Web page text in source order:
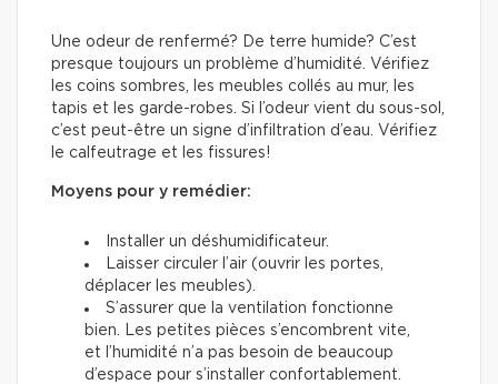
Une odeur de renfermé? De terre humide? C’est
presque toujours un problème d’humidité. Vérifiez
les coins sombres, les meubles collés au mur, les
tapis et les garde-robes. Si l’odeur vient du sous-sol,
c’est peut-être un signe d’infiltration d’eau. Vérifiez
le calfeutrage et les fissures!
Moyens pour y remédier:
Installer un déshumidificateur.
Laisser circuler l’air (ouvrir les portes,
déplacer les meubles).
S’assurer que la ventilation fonctionne
bien. Les petites pièces s’encombrent vite,
et l’humidité n’a pas besoin de beaucoup
d’espace pour s’installer confortablement.